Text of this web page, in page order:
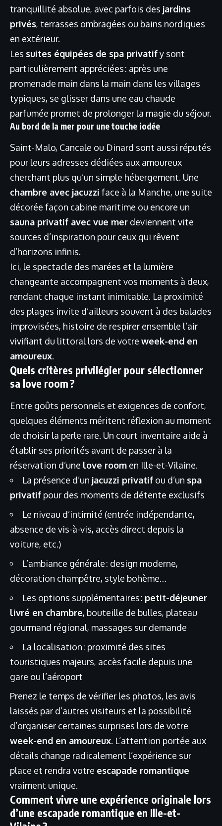
tranquillité absolue, avec parfois des jardins
privés, terrasses ombragées ou bains nordiques
en extérieur.
Les suites équipées de spa privatify sont
particulièrement appréciées : après une
promenade main dans la main dans les villages
typiques, se glisser dans une eau chaude
parfumée promet de prolonger la magie du séjour.
Au bord de la mer pour une touche iodée
Saint-Malo, Cancale ou Dinard sont aussi réputés
pour leurs adresses dédiées aux amoureux
cherchant plus qu’un simple hébergement. Une
chambre avec jacuzzi face à la Manche, une suite
décorée façon cabine maritime ou encore un
sauna privatif avec vue mer deviennent vite
sources d’inspiration pour ceux qui rêvent
d’horizons infinis.
Ici, le spectacle des marées et la lumière
changeante accompagnent vos moments à deux,
rendant chaque instant inimitable. La proximité
des plages invite d’ailleurs souvent à des balades
improvisées, histoire de respirer ensemble l’air
vivifiant du littoral lors de votre week-end en
amoureux.
Quels critères privilégier pour sélectionner
sa love room ?
Entre goûts personnels et exigences de confort,
quelques éléments méritent réflexion au moment
de choisir la perle rare. Un court inventaire aide à
établir ses priorités avant de passer à la
réservation d’une love room en Ille-et-Vilaine.
La présence d’un jacuzzi privatif ou d’un spa
privatif pour des moments de détente exclusifs
Le niveau d’intimité (entrée indépendante,
absence de vis-à-vis, accès direct depuis la
voiture, etc.)
L’ambiance générale : design moderne,
décoration champêtre, style bohème…
Les options supplémentaires : petit-déjeuner
livré en chambre, bouteille de bulles, plateau
gourmand régional, massages sur demande
La localisation : proximité des sites
touristiques majeurs, accès facile depuis une
gare ou l’aéroport
Prenez le temps de vérifier les photos, les avis
laissés par d’autres visiteurs et la possibilité
d’organiser certaines surprises lors de votre
week-end en amoureux. L’attention portée aux
détails change radicalement l’expérience sur
place et rendra votre escapade romantique
vraiment unique.
Comment vivre une expérience originale lors
d’une escapade romantique en Ille-et-